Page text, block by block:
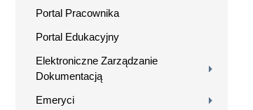
Portal Pracownika
Portal Edukacyjny
Elektroniczne Zarządzanie
Dokumentacją
Emeryci